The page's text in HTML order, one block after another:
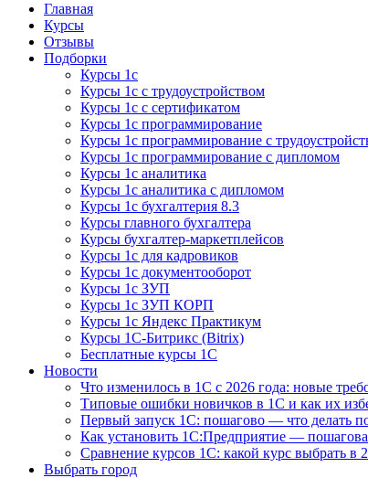
Курсы 1С
Курсы 1С официальная сертификация
Главная
Курсы
Отзывы
Подборки
Курсы 1с
Курсы 1с с трудоустройством
Курсы 1с с сертификатом
Курсы 1с программирование
Курсы 1с программирование с
Курсы 1с программирование с дипломом
Курсы 1с аналитика
Курсы 1с аналитика с дипломом
Курсы 1с бухгалтерия 8.3
Курсы главного бухгалтера
Курсы бухгалтер-маркетплейсов
Курсы 1с для кадровиков
Курсы 1с документооборот
Курсы 1с ЗУП
Курсы 1с ЗУП КОРП
Курсы 1с Яндекс Практикум
Курсы 1С-Битрикс (Bitrix)
Бесплатные курсы 1С
Новости
Что изменилось в 1С с 2026 года: новые
Типовые ошибки новичков в 1С и как их
Первый запуск 1С: пошагово — что делать
Как установить 1С:Предприятие —
Сравнение курсов 1С: какой курс выбрать в
Выбрать город